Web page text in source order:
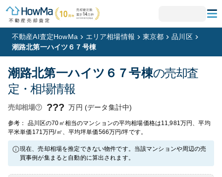
不動産AI査定HowMa エリア相場情報 東京都
品川区
潮路北第一ハイツ６７号棟
潮路北第一ハイツ６７号棟の売却査
定・相場情報
売却相場 ??? 万円 (データ集計中)
参考： 品川区の70㎡相当のマンションの平均相場価格は11,981万円、平均
平米単価171万円/㎡、平均坪単価566万円/坪です。
現在、売却相場を推定できない物件です。当該マンションや周辺の売
買事例が集まると自動的に算出されます。